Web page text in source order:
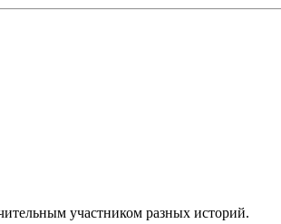
участником разных историй.